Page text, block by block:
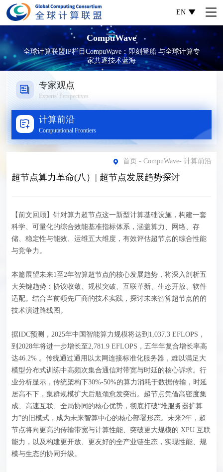
EN
CompuWave
全球计算联盟IP栏目CompuWave：即刻登船 与全球计算专
家共逐技术蓝海
专家观点
Experts' Perspectives
计算前沿
Computational Frontiers
首页 - CompuWave- 计算前沿
超节点算力革命(八）| 超节点发展趋势探讨
【前文回顾】针对算力超节点这一新型计算基础设施，构建一套
科学、可量化的综合效能基准指标体系，涵盖算力、网络、存
储、稳定性与能效、运维五大维度，有效评估超节点的综合性能
与竞争力。
本篇展望未来1至2年智算超节点的核心发展趋势，将深入剖析五
大关键趋势：协议收敛、规模突破、互联革新、生态开放、软件
适配。结合当前领先厂商的技术实践，探讨未来智算超节点的的
技术演进路线图。
据IDC预测，2025年中国智能算力规模将达到1,037.3 EFLOPS，
到2028年将进一步增长至2,781.9 EFLOPS，五年年复合增长率高
达46.2% 。传统通过通用以太网连接标准化服务器，难以满足大
模型分布式训练中高频次集合通信对带宽与时延的核心诉求。行
业分析显示，传统架构下30%-50%的算力消耗于数据传输，时延
居高不下，集群规模扩大后瓶颈愈发突出。超节点凭借高密度集
成、高速互联、全局协同的核心优势，彻底打破“堆服务器扩算
力”的旧模式，成为未来智算中心的核心部署形态。未来2年，超
节点将向更高的传输带宽与计算性能、突破更大规模的 XPU 互联
能力，以及构建更开放、更友好的全产业链生态，实现性能、规
模与生态的协同升级。